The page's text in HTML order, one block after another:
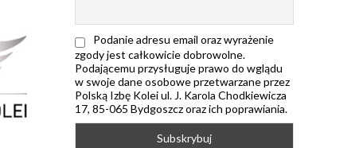
Podanie adresu email oraz wyrażenie
zgody jest całkowicie dobrowolne.
Podającemu przysługuje prawo do wglądu
w swoje dane osobowe przetwarzane przez
Polską Izbę Kolei ul. J. Karola Chodkiewicza
17, 85-065 Bydgoszcz oraz ich poprawiania.